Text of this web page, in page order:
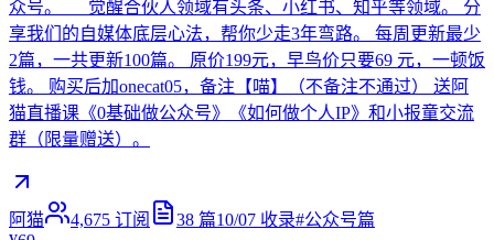
众号。 觉醒合伙人领域有头条、小红书、知乎等领域。 分
享我们的自媒体底层心法，帮你少走3年弯路。 每周更新最少
2篇，一共更新100篇。 原价199元，早鸟价只要69 元，一顿饭
钱。 购买后加onecat05，备注【喵】（不备注不通过） 送阿
猫直播课《0基础做公众号》《如何做个人IP》和小报童交流
群（限量赠送）。
阿猫 4,675 订阅 38 篇10/07 收录#公众号篇